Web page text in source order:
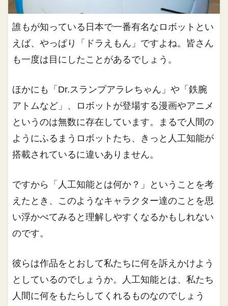
誰もが知っている日本で一番有名なロボットとい
えば、やっぱり「ドラえもん」ですよね。皆さん
も一度は目にしたことがあるでしょう。
ほかにも「Dr.スランプアラレちゃん」や「鉄腕
アトムなど」、ロボットが登場する漫画やアニメ
というのは無数に存在しています。まるで人間の
ようにふるまうロボットたち、きっと人工知能が
搭載されているに違いありません。
ですから「人工知能とは何か？」ということを考
えたとき、このようなキャラクター達のことを思
い浮かべてみると理解しやすくなるかもしれない
のです。
彼らは作品をとおして私たちに何を訴えかけよう
としているのでしょうか。人工知能とは、私たち
人間に何をもたらしてくれるものなのでしょう